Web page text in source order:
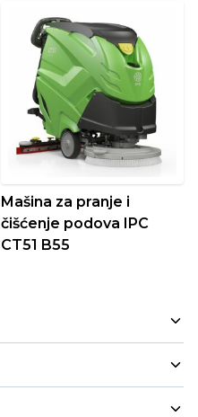
Mašina za pranje i
čišćenje podova IPC
CT51 B55